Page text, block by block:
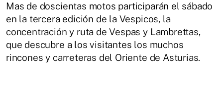
Mas de doscientas motos participarán el sábado
en la tercera edición de la Vespicos, la
concentración y ruta de Vespas y Lambrettas,
que descubre a los visitantes los muchos
rincones y carreteras del Oriente de Asturias.